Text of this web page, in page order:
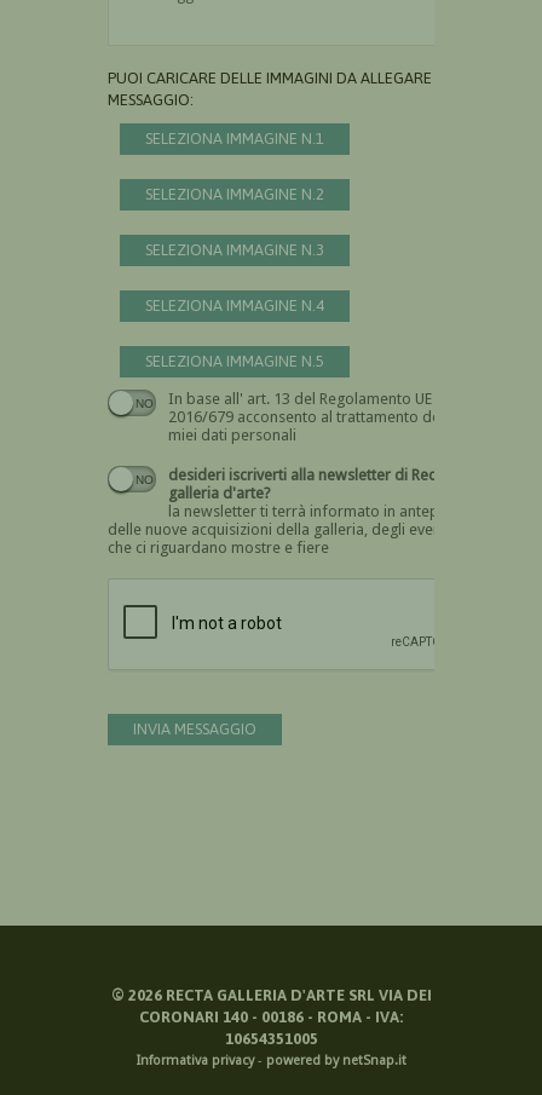
PUOI CARICARE DELLE IMMAGINI DA ALLEGARE AL
MESSAGGIO:
SELEZIONA IMMAGINE N.1
SELEZIONA IMMAGINE N.2
SELEZIONA IMMAGINE N.3
SELEZIONA IMMAGINE N.4
SELEZIONA IMMAGINE N.5
In base all' art. 13 del Regolamento UE n.
2016/679 acconsento al trattamento dei
miei dati personali
Devi dare il consenso
desideri iscriverti alla newsletter di Recta
galleria d'arte?
la newsletter ti terrà informato in anteprima
delle nuove acquisizioni della galleria, degli eventi
che ci riguardano mostre e fiere
INVIA MESSAGGIO
© 2026RECTA GALLERIA D'ARTE SRL VIA DEI
CORONARI 140 - 00186 - ROMA - IVA:
10654351005
Informativa privacy- powered by netSnap.it